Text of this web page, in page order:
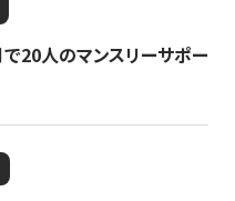
で20人のマンスリーサポー